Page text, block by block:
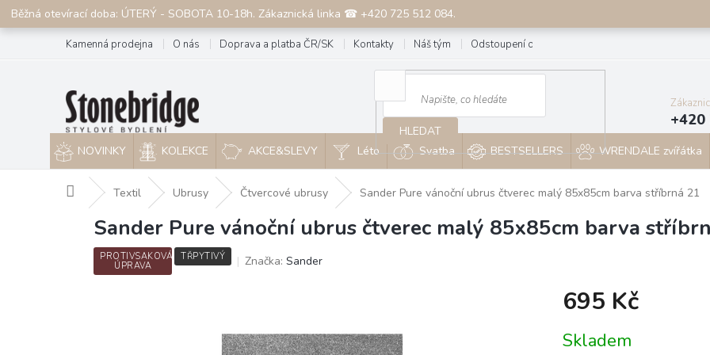
PřejítBěžná otevírací doba: ÚTERÝ - SOBOTA 10-18h. Zákaznická linka ☎ +420 725 512 084.
Kamenná prodejna O nás Doprava a platba ČR/SK Kontakty Náš tým Odstoupení od smlouvy
HLEDAT
+420
NOVINKY KOLEKCE AKCE&SLEVY Léto Svatba BESTSELLERS WRENDALE zvířátka
Domů Textil Ubrusy Čtvercové ubrusy Sander Pure vánoční ubrus čtverec malý 85x85cm barva stříbrná 21
Sander Pure vánoční ubrus čtverec malý 85x85cm barva
PROTIVSAKOVÁ
ÚPRAVA
TŘPYTIVÝ Značka: Sander
695 Kč
cena:
Skladem